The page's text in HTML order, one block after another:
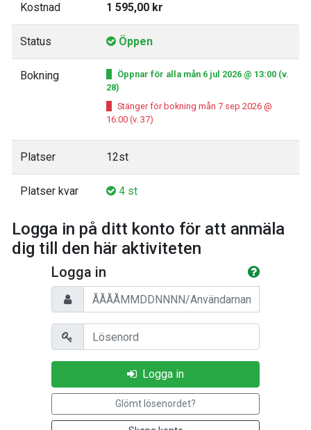
Kostnad 1 595,00 kr
Status Öppen
Bokning
Öppnar för alla mån 6 jul 2026 @ 13:00 (v.
28)
Stänger för bokning mån 7 sep 2026 @
16:00 (v. 37)
Platser 12st
Platser kvar 4 st
Logga in på ditt konto för att anmäla
dig till den här aktiviteten
Logga in
Personnummer/Användarnamn
Lösenord
Logga in
Glömt lösenordet?